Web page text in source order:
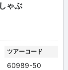
ゃぶ
ツアーコード
60989-50